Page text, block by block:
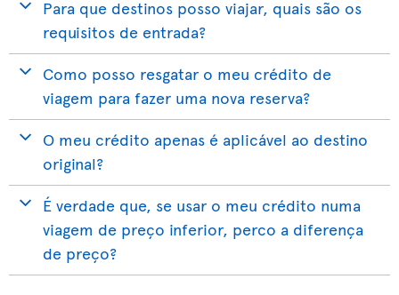
Para que destinos posso viajar, quais são os
requisitos de entrada?
Como posso resgatar o meu crédito de
viagem para fazer uma nova reserva?
O meu crédito apenas é aplicável ao destino
original?
É verdade que, se usar o meu crédito numa
viagem de preço inferior, perco a diferença
de preço?